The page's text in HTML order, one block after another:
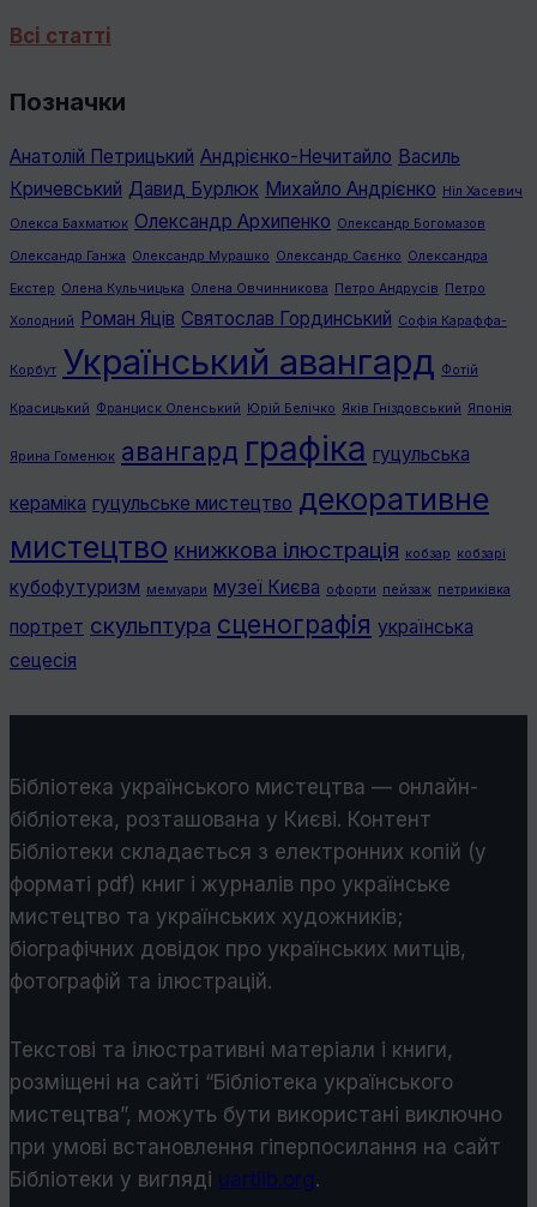
Всі статті
Позначки
Анатолій Петрицький Андрієнко-Нечитайло Василь
Кричевський Давид Бурлюк Михайло Андрієнко Ніл Хасевич
Олекса Бахматюк Олександр Архипенко Олександр Богомазов
Олександр Ганжа Олександр Мурашко Олександр Саєнко Олександра
Екстер Олена Кульчицька Олена Овчинникова Петро Андрусів Петро
Холодний Роман Яців Святослав Гординський Софія Караффа-
Корбут Український авангард Фотій
Красицький Франциск Оленський Юрій Белічко Яків Гніздовський Японія
Ярина Гоменюк авангард графiка гуцульська
кераміка гуцульське мистецтво декоративне
мистецтво книжкова ілюстрація кобзар кобзарі
кубофутуризм мемуари музеї Києва офорти пейзаж петриківка
портрет скульптура сценографія українська
сецесія
Бібліотека українського мистецтва — онлайн-
бібліотека, розташована у Києві. Контент
Бібліотеки складається з електронних копій (у
форматі pdf) книг і журналів про українське
мистецтво та українських художників;
біографічних довідок про українських митців,
фотографій та ілюстрацій.
Текстові та ілюстративні матеріали і книги,
розміщені на сайті “Бібліотека українського
мистецтва”, можуть бути використані виключно
при умові встановлення гіперпосилання на сайт
Бібліотеки у виглядi uartlib.org.